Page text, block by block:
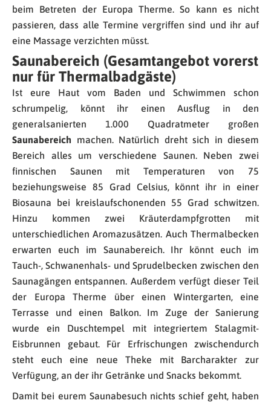
beim Betreten der Europa Therme. So kann es nicht
passieren, dass alle Termine vergriffen sind und ihr auf
eine Massage verzichten müsst.
Saunabereich (Gesamtangebot vorerst
nur für Thermalbadgäste)
Ist eure Haut vom Baden und Schwimmen schon
schrumpelig, könnt ihr einen Ausflug in den
generalsanierten 1.000 Quadratmeter großen
Saunabereich machen. Natürlich dreht sich in diesem
Bereich alles um verschiedene Saunen. Neben zwei
finnischen Saunen mit Temperaturen von 75
beziehungsweise 85 Grad Celsius, könnt ihr in einer
Biosauna bei kreislaufschonenden 55 Grad schwitzen.
Hinzu kommen zwei Kräuterdampfgrotten mit
unterschiedlichen Aromazusätzen. Auch Thermalbecken
erwarten euch im Saunabereich. Ihr könnt euch im
Tauch-, Schwanenhals- und Sprudelbecken zwischen den
Saunagängen entspannen. Außerdem verfügt dieser Teil
der Europa Therme über einen Wintergarten, eine
Terrasse und einen Balkon. Im Zuge der Sanierung
wurde ein Duschtempel mit integriertem Stalagmit-
Eisbrunnen gebaut. Für Erfrischungen zwischendurch
steht euch eine neue Theke mit Barcharakter zur
Verfügung, an der ihr Getränke und Snacks bekommt.
Damit bei eurem Saunabesuch nichts schief geht, haben